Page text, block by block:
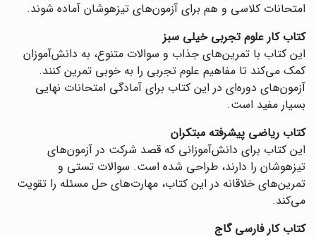
امتحانات کلاسی و هم برای آزمون‌های تیزهوشان آماده شوند.
کتاب کار علوم تجربی خیلی سبز
این کتاب با تمرین‌های جذاب و سوالات متنوع، به دانش‌آموزان
کمک می‌کند تا مفاهیم علوم تجربی را به خوبی تمرین کنند.
آزمون‌های دوره‌ای در این کتاب برای آمادگی امتحانات نهایی
بسیار مفید است.
کتاب ریاضی پیشرفته مبتکران
این کتاب برای دانش‌آموزانی که قصد شرکت در آزمون‌های
تیزهوشان را دارند، طراحی شده است. سوالات تستی و
تمرین‌های خلاقانه در این کتاب، مهارت‌های حل مسئله را تقویت
می‌کند.
کتاب کار فارسی گاج